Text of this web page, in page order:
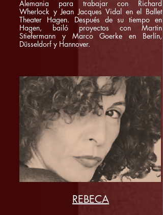
Alemania para trabajar con Richard
Wherlock y Jean Jacques Vidal en el Ballet
Theater Hagen. Después de su tiempo en
Hagen, bailó proyectos con Martin
Stiefermann y Marco Goerke en Berlín,
Düsseldorf y Hannover.
REBECA